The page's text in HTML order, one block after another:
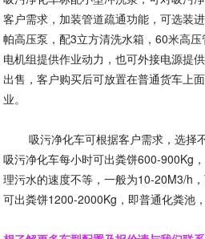
客户需求，加装管道疏通功能，可选装
帕高压泵，配3立方清洗水箱，60米高
电机组提供作业动力，也可外接电源提
出售，客户购买后可放置在普通货车上
业。
吸污净化车可根据客户需求，选择
吸污净化车每小时可出粪饼600-900Kg
理污水的速度不等，一般为10-20M3/h
可出粪饼1200-2000Kg，即普通化粪池